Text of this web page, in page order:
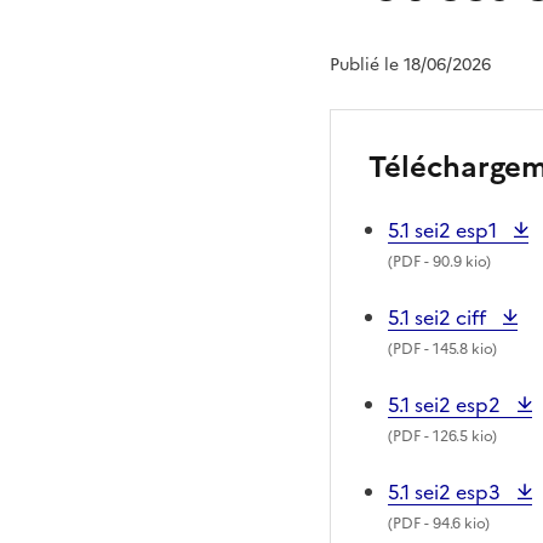
Publié le 18/06/2026
5.1 sei2 esp1
(PDF- 90.9 kio)
5.1 sei2 ciff
(PDF- 145.8 kio)
5.1 sei2 esp2
(PDF- 126.5 kio)
5.1 sei2 esp3
(PDF- 94.6 kio)